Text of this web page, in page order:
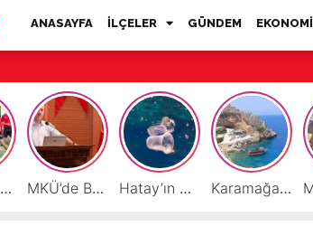
ANASAYFA İLÇELER GÜNDEM EKONOMİ
Hatayspor’daki büyük kriz gençler için büyük bir fırsat MKÜ’de BAP ve TÜBİTAK 1001 Projeleri Masaya Yatırıldı Hatay’ın Deniz ve Sahillerini Kirleten Tesislere Ceza Yağdı! Karamağara Koyu Doğu Akdeniz’in Turizm Yıldızı Oluyor